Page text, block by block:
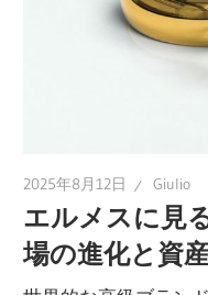
2025年8月12日 Giulio
エルメスに見
場の進化と資